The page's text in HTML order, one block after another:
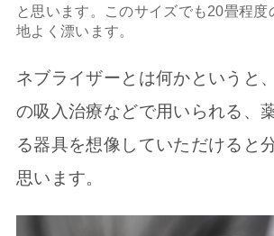
と思います。このサイズでも20畳程
地よく漂います。
ネブライザーとは何かというと
の吸入治療などで用いられる、
る器具を想像していただけると
思います。